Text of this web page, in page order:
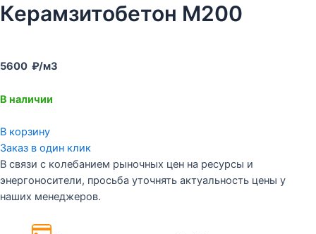
Керамзитобетон М200
5600 ₽/м3
В наличии
В корзину
Заказ в один клик
В связи с колебанием рыночных цен на ресурсы и
энергоносители, просьба уточнять актуальность цены у
наших менеджеров.